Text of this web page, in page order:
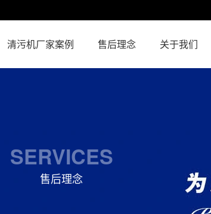
清污机厂家案例 售后理念 关于我们
SERVICES
售后理念